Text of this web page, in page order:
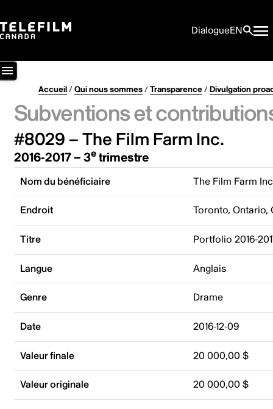
DialogueEN
Accueil/Qui nous sommes/Transparence/Divulgation
Subventions et
#8029 – The Film Farm Inc.
2016-2017 – 3etrimestre
Nom du bénéficiaire The Film Farm
Endroit Toronto, Ontario,
Titre Portfolio 2016-
Langue Anglais
Genre Drame
Date 2016-12-09
Valeur finale 20 000,00 $
Valeur originale 20 000,00 $